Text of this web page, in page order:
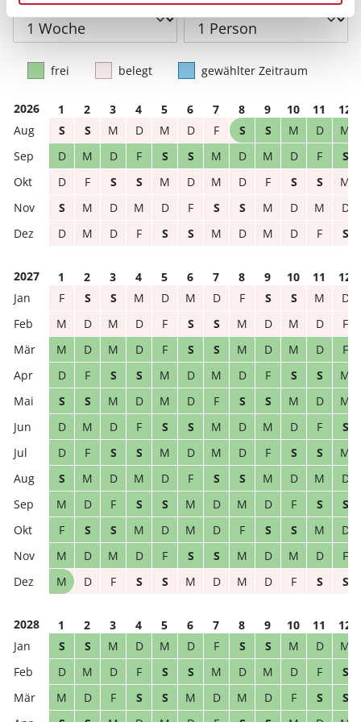
frei belegt gewählter Zeitraum
2026 1 2 3 4 5 6 7 8 9 10 11
12
S
S M D M D F S S M D
M
D
M D F S S M D M D F
S
D
F S S M D M D F S S
M
S
M D M D F S S M D M
D
D
M D F S S M D M D F S
2027 1 2 3 4 5 6 7 8 9 10 11
12
F
S S M D M D F S S M
D
M
D M D F S S M D M D
F
M
D M D F S S M D M D
F
D
F S S M D M D F S S
M
S
S M D M D F S S M D
M
D
M D F S S M D M D F
S
D
F S S M D M D F S S
M
S
M D M D F S S M D M
D
M
D F S S M D M D F S
S
F
S S M D M D F S S M
D
M
D M D F S S M D M D
F
M
D F S S M D M D F S S
2028 1 2 3 4 5 6 7 8 9 10 11
12
S
S M D M D F S S M D
M
D
M D F S S M D M D F
S
M
D F S S M D M D F S
S